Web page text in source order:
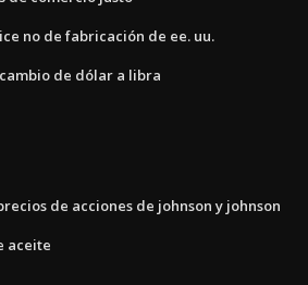
no de fabricación de ee. uu.
de dólar a libra
de acciones de johnson y johnson
aceite